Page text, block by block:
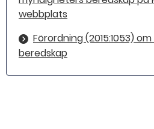
webbplats
Förordning (2015:1053)
beredskap